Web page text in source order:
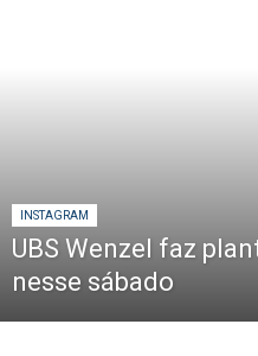
INSTAGRAM
UBS Wenzel faz
nesse sábado